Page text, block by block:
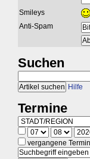
Smileys
Anti-Spam
Suchen
Hilfe
Termine
vergangene